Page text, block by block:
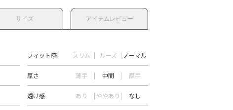
サイズ アイテムレビュー
フィット感 スリム ルーズ ノーマル
厚さ 薄手 中間 厚手
透け感 あり ややあり なし